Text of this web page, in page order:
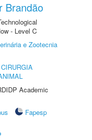
Brandão
- Level C
e Zootecnia
Academic
Fapesp